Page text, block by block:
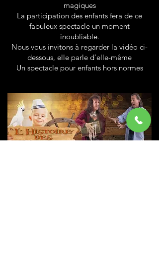
magiques
La participation des enfants fera de ce
fabuleux spectacle un moment
inoubliable.
Nous vous invitons à regarder la vidéo ci-
dessous, elle parle d’elle-même
Un spectacle pour enfants hors normes